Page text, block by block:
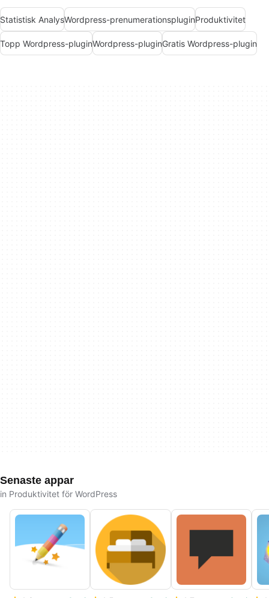
Statistisk AnalysWordpress-prenumerationspluginProduktivitet
Topp Wordpress-pluginWordpress-pluginGratis Wordpress-plugin
Senaste appar
in Produktivitet för WordPress